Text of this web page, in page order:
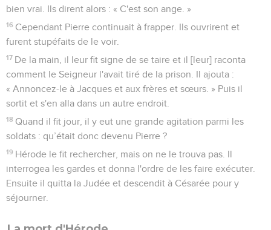
bien vrai. Ils dirent alors : « C'est son ange. »
16 Cependant Pierre continuait à frapper. Ils ouvrirent et
furent stupéfaits de le voir.
17 De la main, il leur fit signe de se taire et il [leur] raconta
comment le Seigneur l'avait tiré de la prison. Il ajouta :
« Annoncez-le à Jacques et aux frères et sœurs. » Puis il
sortit et s'en alla dans un autre endroit.
18 Quand il fit jour, il y eut une grande agitation parmi les
soldats : qu’était donc devenu Pierre ?
19 Hérode le fit rechercher, mais on ne le trouva pas. Il
interrogea les gardes et donna l'ordre de les faire exécuter.
Ensuite il quitta la Judée et descendit à Césarée pour y
séjourner.